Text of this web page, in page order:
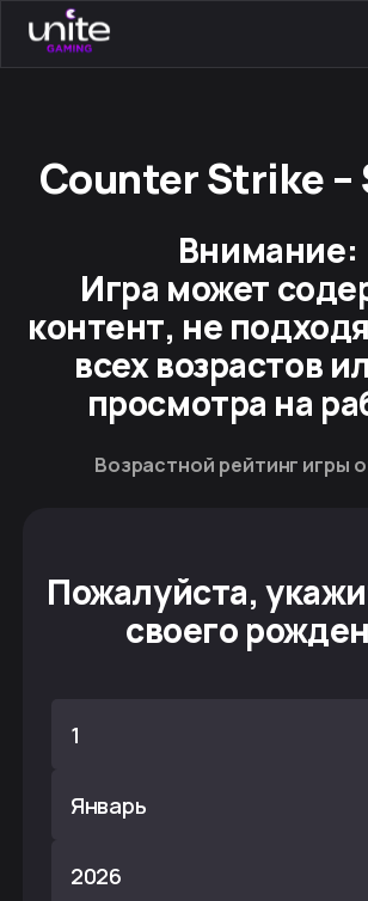
Counter Strike –
Внимание:
Игра может
контент, не
всех возрастов
просмотра на
Возрастной рейтинг игры
Пожалуйста,
своего
1
Январь
2026